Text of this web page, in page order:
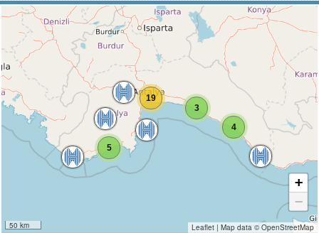
3
5
19
4
50 km
+
−
Leaflet | Map data © OpenStreetMap